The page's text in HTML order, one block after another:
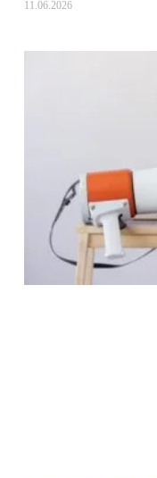
11.06.2026